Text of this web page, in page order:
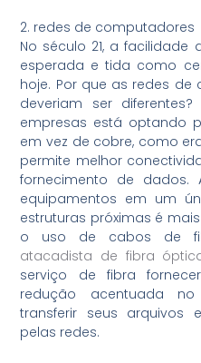
2. redes de computadores
No século 21, a
esperada e tida como
hoje. Por que as redes
deveriam ser
empresas está optando
em vez de cobre, como
permite melhor
fornecimento de dados.
equipamentos em um
estruturas próximas é
o uso de cabos de
atacadista de fibra
serviço de fibra
redução acentuada
transferir seus arquivos
pelas redes.